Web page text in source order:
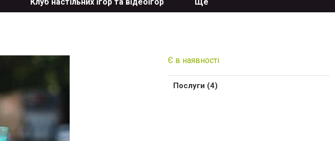
Є в наявності
Послуги (4)